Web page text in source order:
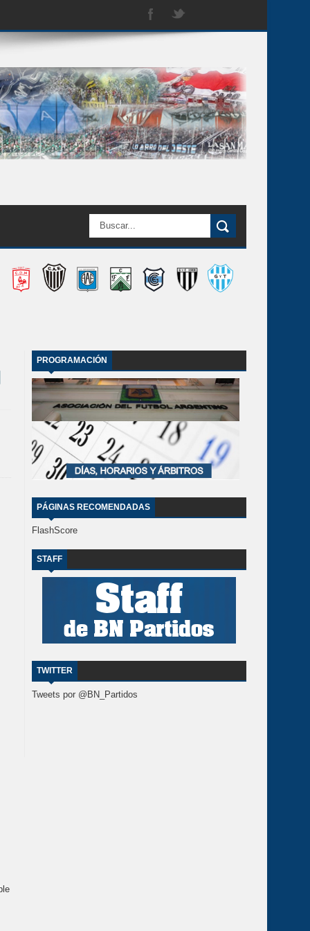
PROGRAMACIÓN
PÁGINAS RECOMENDADAS
FlashScore
STAFF
TWITTER
Tweets por @BN_Partidos